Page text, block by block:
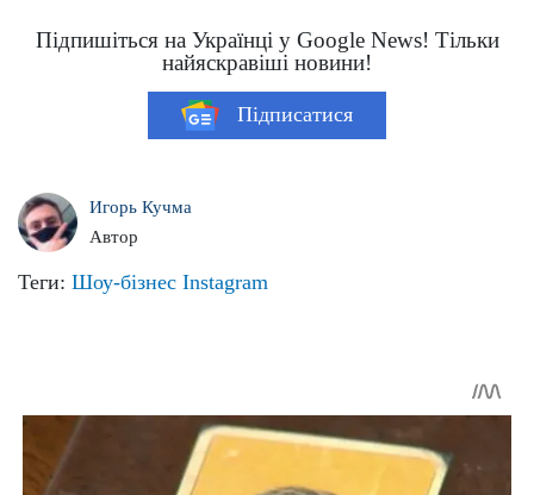
Підпишіться на Українці у Google News! Тільки
найяскравіші новини!
Підписатися
Игорь Кучма
Автор
Теги: Шоу-бізнес Instagram